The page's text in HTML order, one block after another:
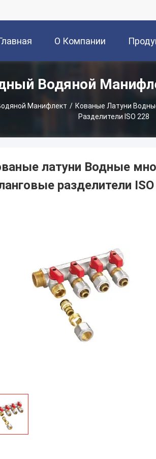
О Компании
Водяной
Манифлект / Кованые Латуни
Разделители ISO 228
латуни Водные
разделители